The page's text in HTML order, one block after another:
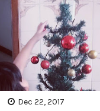
Dec 22, 2017